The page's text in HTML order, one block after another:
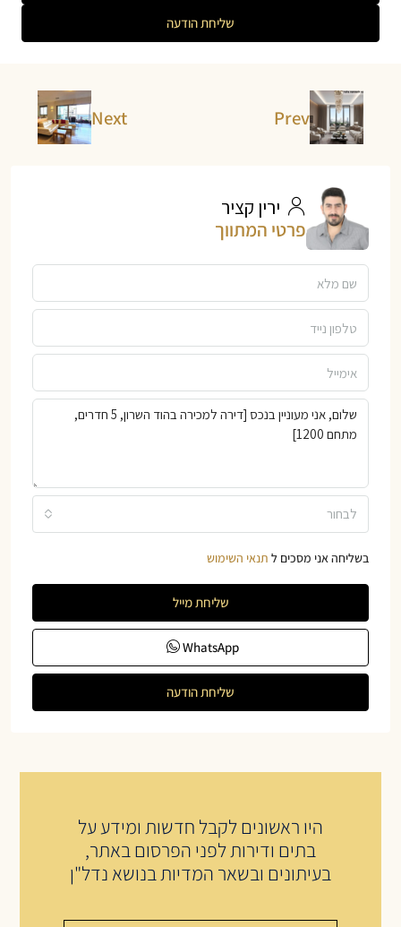
שליחת הודעה
Prev
Next
ירין קציר
פרטי המתווך
לבחור
בשליחה אני מסכים ל תנאי השימוש
שליחת מייל
WhatsApp
שליחת הודעה
היו ראשונים לקבל חדשות ומידע על
בתים ודירות לפני הפרסום באתר,
בעיתונים ובשאר המדיות בנושא נדל"ן